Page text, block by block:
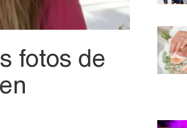
fotos de